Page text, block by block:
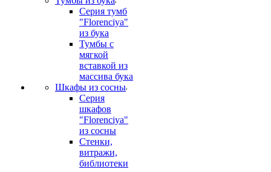
Серия тумб
"Florenciya"
из бука
Тумбы с
мягкой
вставкой из
массива бука
Шкафы из сосны
Серия
шкафов
"Florenciya"
из сосны
Стенки,
витражи,
библиотеки